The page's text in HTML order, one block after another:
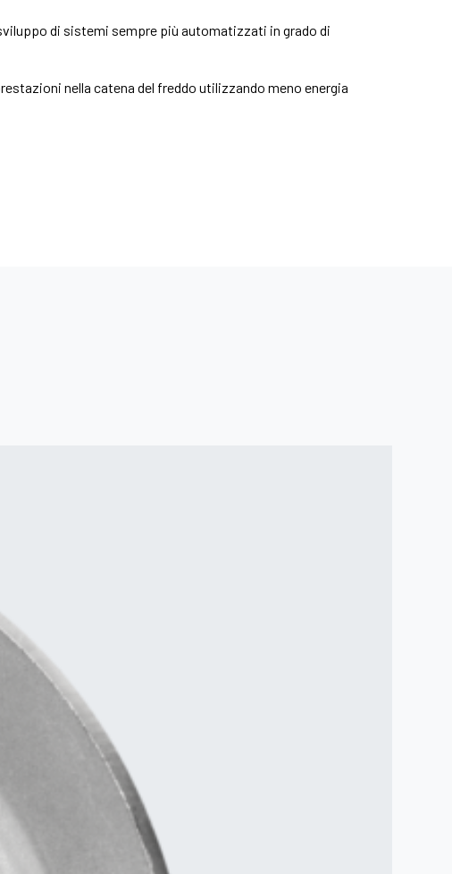
di sistemi sempre più automatizzati in grado di
nella catena del freddo utilizzando meno energia